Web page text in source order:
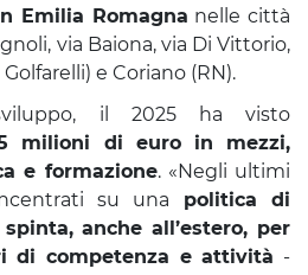
Emilia Romagna nelle città
via Baiona, via Di Vittorio,
e Coriano (RN).
il 2025 ha visto
milioni di euro in mezzi,
e formazione. «Negli ultimi
su una politica di
anche all’estero, per
di competenza e attività -